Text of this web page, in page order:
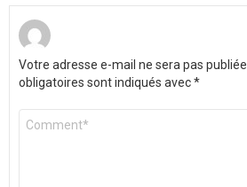
Votre adresse e-mail ne sera pas publiée.
obligatoires sont indiqués avec*
Commentaire